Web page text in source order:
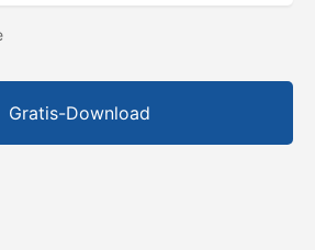
Gratis-Download